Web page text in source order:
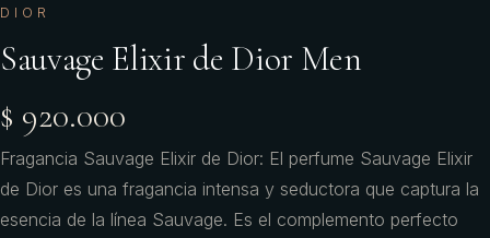
DIOR
Sauvage Elixir de Dior Men
$ 920.000
Fragancia Sauvage Elixir de Dior: El perfume Sauvage Elixir
de Dior es una fragancia intensa y seductora que captura la
esencia de la línea Sauvage. Es el complemento perfecto